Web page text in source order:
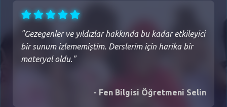
"Gezegenler ve yıldızlar hakkında bu kadar etkileyici
bir sunum izlememiştim. Derslerim için harika bir
materyal oldu. "
- Fen Bilgisi Öğretmeni Selin